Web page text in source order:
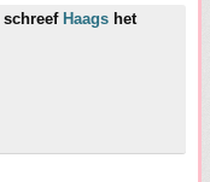
schreef Haags het